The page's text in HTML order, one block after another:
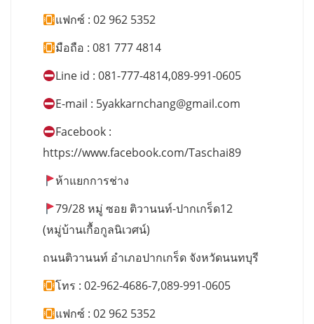
แฟกซ์ : 02 962 5352
มือถือ : 081 777 4814
Line id : 081-777-4814,089-991-0605
E-mail : 5yakkarnchang@gmail.com
Facebook :
https://www.facebook.com/Taschai89
ห้าแยกการช่าง
79/28 หมู่ ซอย ติวานนท์-ปากเกร็ด12
(หมู่บ้านเกื้อกูลนิเวศน์)
ถนนติวานนท์ อำเภอปากเกร็ด จังหวัดนนทบุรี
โทร : 02-962-4686-7,089-991-0605
แฟกซ์ : 02 962 5352